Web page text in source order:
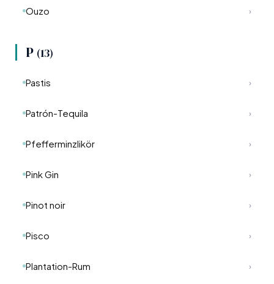
Ouzo ›
P (13)
Pastis ›
Patrón-Tequila ›
Pfefferminzlikör ›
Pink Gin ›
Pinot noir ›
Pisco ›
Plantation-Rum ›